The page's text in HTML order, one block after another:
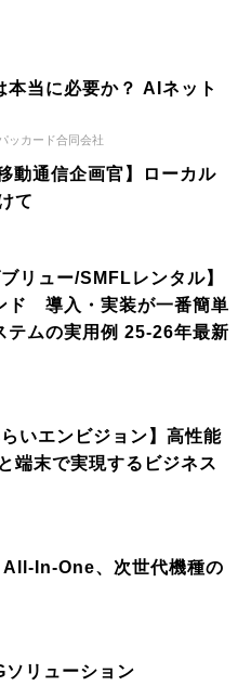
当に必要か？ AIネット
ッカード合同会社
動通信企画官】ローカル
て
リュー/SMFLレンタル】
ド 導入・実装が一番簡単
テムの実用例 25-26年最新
いエンビジョン】高性能
端末で実現するビジネス
All-In-One、次世代機種の
ソリューション